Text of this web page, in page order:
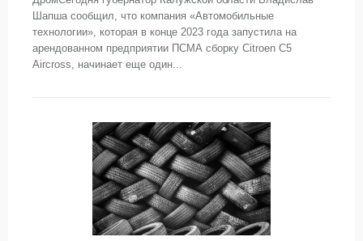
Шапша сообщил, что компания «Автомобильные
технологии», которая в конце 2023 года запустила на
арендованном предприятии ПСМА сборку Citroen C5
Aircross, начинает еще один...